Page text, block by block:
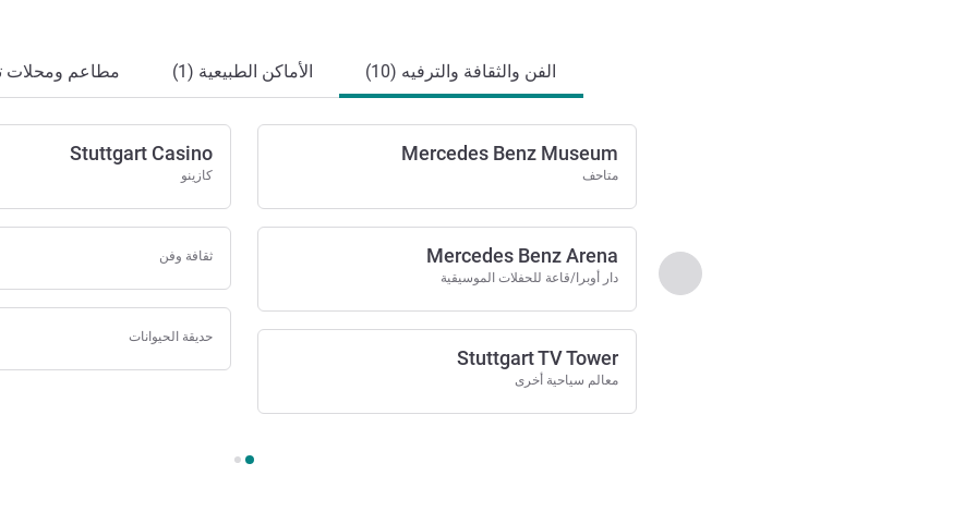
الفن والثقافة والترفيه (10) الأماكن الطبيعية (1) مطاعم ومحلات
السابق - الفن والثقافة والترفيه
Mercedes Benz Museum
متاحف
Mercedes Benz Arena
دار أوبرا/قاعة للحفلات الموسيقية
Stuttgart TV Tower
معالم سياحية أخرى
Stuttgart Casino
كازينو
ثقافة وفن
حديقة الحيوانات